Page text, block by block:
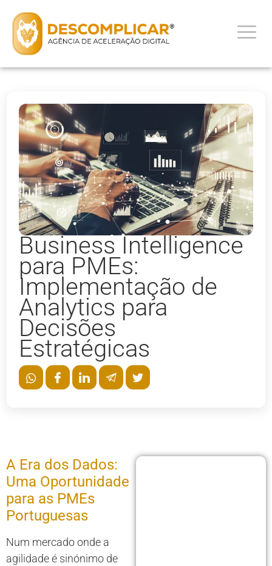
Business Intelligence
para PMEs:
Implementação de
Analytics para
Decisões
Estratégicas
A Era dos Dados:
Uma Oportunidade
para as PMEs
Portuguesas
Num mercado onde a
agilidade é sinónimo de